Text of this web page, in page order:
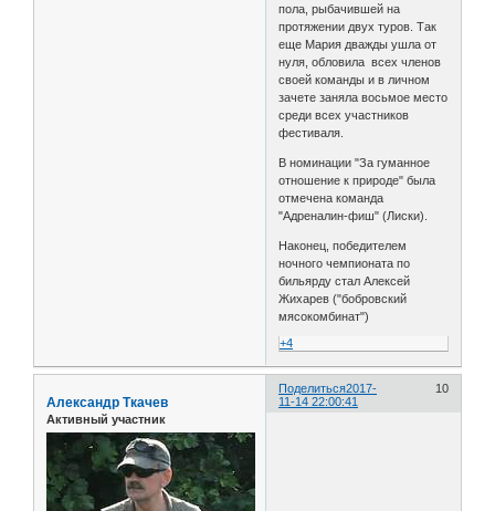
пола, рыбачившей на
протяжении двух туров. Так
еще Мария дважды ушла от
нуля, обловила всех членов
своей команды и в личном
зачете заняла восьмое место
среди всех участников
фестиваля.
В номинации "За гуманное
отношение к природе" была
отмечена команда
"Адреналин-фиш" (Лиски).
Наконец, победителем
ночного чемпионата по
бильярду стал Алексей
Жихарев ("бобровский
мясокомбинат")
+4
Поделиться 10
2017-
11-14 22:00:41
Александр Ткачев
Активный участник